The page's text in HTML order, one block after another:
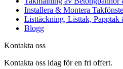
Installera & Montera
Listtäckning, Listtak, Papptak
Blogg
Kontakta oss
Kontakta oss idag för en fri offert.